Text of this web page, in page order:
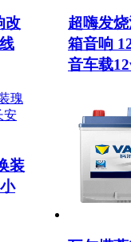
改
超嗨发
箱音响
音车载
装